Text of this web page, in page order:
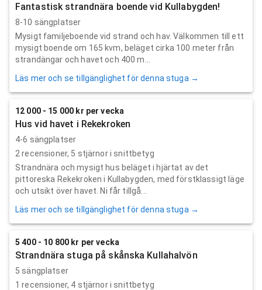
Fantastisk strandnära boende vid Kullabygden!
8-10 sängplatser
Mysigt familjeboende vid strand och hav. Välkommen till ett
mysigt boende om 165 kvm, beläget cirka 100 meter från
strandängar och havet och 400 m...
Läs mer och se tillgänglighet för denna stuga →
12 000 - 15 000 kr per vecka
Hus vid havet i Rekekroken
4-6 sängplatser
2 recensioner, 5 stjärnor i snittbetyg
Strandnära och mysigt hus beläget i hjärtat av det
pittoreska Rekekroken i Kullabygden, med förstklassigt läge
och utsikt över havet. Ni får tillgå...
Läs mer och se tillgänglighet för denna stuga →
5 400 - 10 800 kr per vecka
Strandnära stuga på skånska Kullahalvön
5 sängplatser
1 recensioner, 4 stjärnor i snittbetyg